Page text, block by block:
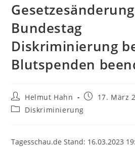
Bundestag
Diskriminierung
Blutspenden
Beitrags-
Autor:
Helmut Hahn
Beitrag17. März
Beitrags-
Diskriminierung
Tagesschau.de Stand: 16.03.2023